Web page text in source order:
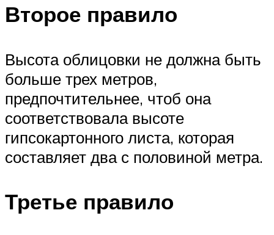
Второе правило
Высота облицовки не должна быть
больше трех метров,
предпочтительнее, чтоб она
соответствовала высоте
гипсокартонного листа, которая
составляет два с половиной метра.
Третье правило